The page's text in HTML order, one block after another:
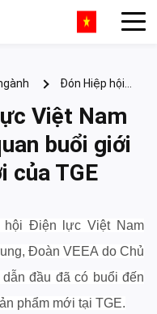
Đón Hiệp hội
Việt Nam
buổi giới
của TGE
hội Điện lực Việt Nam
Đoàn VEEA do Chủ
đầu đã có buổi đến
phẩm mới tại TGE.